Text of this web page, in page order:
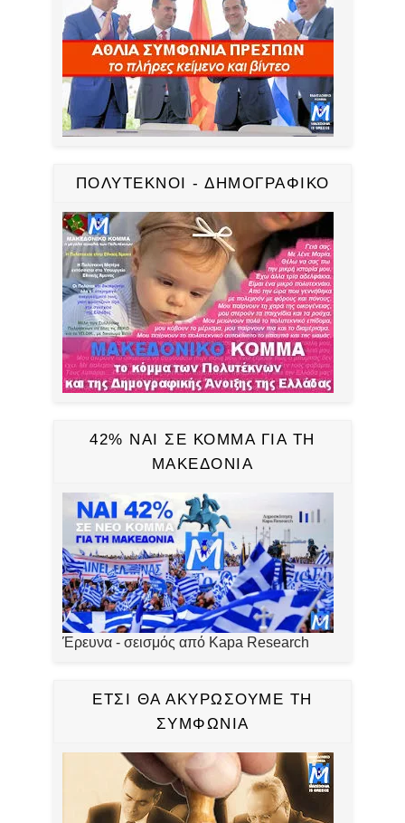
ΠΟΛΥΤΕΚΝΟΙ - ΔΗΜΟΓΡΑΦΙΚΟ
42% ΝΑΙ ΣΕ ΚΟΜΜΑ ΓΙΑ ΤΗ
ΜΑΚΕΔΟΝΙΑ
Έρευνα - σεισμός από Kapa Research
ΕΤΣΙ ΘΑ ΑΚΥΡΩΣΟΥΜΕ ΤΗ
ΣΥΜΦΩΝΙΑ